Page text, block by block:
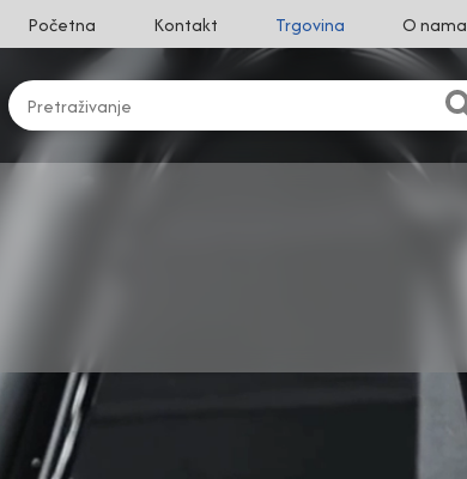
Početna Kontakt Trgovina O nama